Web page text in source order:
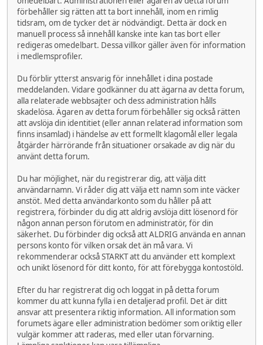
förbehåller sig rätten att ta bort innehåll, inom en rimlig
tidsram, om de tycker det är nödvändigt. Detta är dock en
manuell process så innehåll kanske inte kan tas bort eller
redigeras omedelbart. Dessa villkor gäller även för information
i medlemsprofiler.
Du förblir ytterst ansvarig för innehållet i dina postade
meddelanden. Vidare godkänner du att ägarna av detta forum,
alla relaterade webbsajter och dess administration hålls
skadelösa. Ägaren av detta forum förbehåller sig också rätten
att avslöja din identitiet (eller annan relaterad information som
finns insamlad) i händelse av ett formellt klagomål eller legala
åtgärder härrörande från situationer orsakade av dig när du
använt detta forum.
Du har möjlighet, när du registrerar dig, att välja ditt
användarnamn. Vi råder dig att välja ett namn som inte väcker
anstöt. Med detta användarkonto som du håller på att
registrera, förbinder du dig att aldrig avslöja ditt lösenord för
någon annan person förutom en administratör, för din
säkerhet. Du förbinder dig också att ALDRIG använda en annan
persons konto för vilken orsak det än må vara. Vi
rekommenderar också STARKT att du använder ett komplext
och unikt lösenord för ditt konto, för att förebygga kontostöld.
Efter du har registrerat dig och loggat in på detta forum
kommer du att kunna fylla i en detaljerad profil. Det är ditt
ansvar att presentera riktig information. All information som
forumets ägare eller administration bedömer som oriktig eller
vulgär kommer att raderas, med eller utan förvarning.